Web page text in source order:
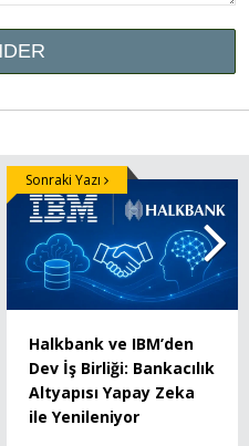
Halkbank ve IBM’den
Dev İş Birliği: Bankacılık
Altyapısı Yapay Zeka
ile Yenileniyor
Sonraki Yazı